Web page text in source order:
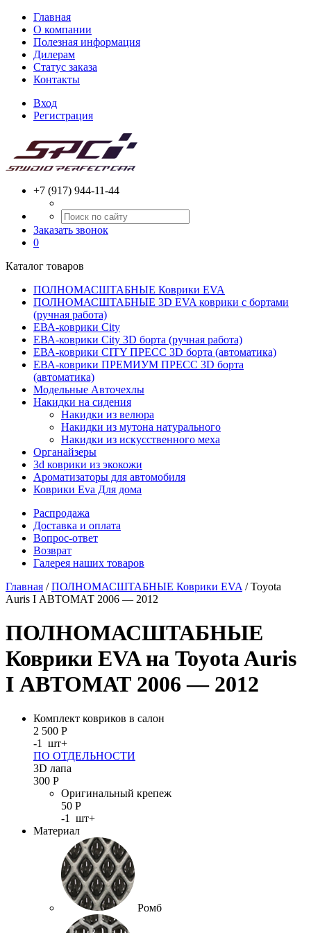
Главная
О компании
Полезная информация
Дилерам
Статус заказа
Контакты
Вход
Регистрация
+7 (917) 944-11-44
Заказать звонок
0
Каталог товаров
ПОЛНОМАСШТАБНЫЕ Коврики EVA
ПОЛНОМАСШТАБНЫЕ 3D EVA коврики с бортами
(ручная работа)
ЕВА-коврики City
ЕВА-коврики City 3D борта (ручная работа)
ЕВА-коврики CITY ПРЕСС 3D борта (автоматика)
ЕВА-коврики ПРЕМИУМ ПРЕСС 3D борта
(автоматика)
Модельные Авточехлы
Накидки на сидения
Накидки из велюра
Накидки из мутона натурального
Накидки из искусственного меха
Органайзеры
3d коврики из экокожи
Ароматизаторы для автомобиля
Коврики Eva Для дома
Распродажа
Доставка и оплата
Вопрос-ответ
Возврат
Галерея наших товаров
Главная /ПОЛНОМАСШТАБНЫЕ Коврики EVA / Toyota
Auris I АВТОМАТ 2006 — 2012
ПОЛНОМАСШТАБНЫЕ
Коврики EVA на Toyota Auris
I АВТОМАТ 2006 — 2012
Комплект ковриков в салон
2 500 Р
-1 шт+
ПО ОТДЕЛЬНОСТИ
3D лапа
300 Р
Оригинальный крепеж
50 Р
-1 шт+
Материал
Ромб